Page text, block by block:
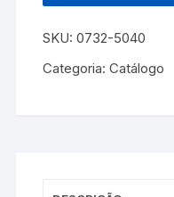
SKU:0732-5040
Categoria:Catálogo